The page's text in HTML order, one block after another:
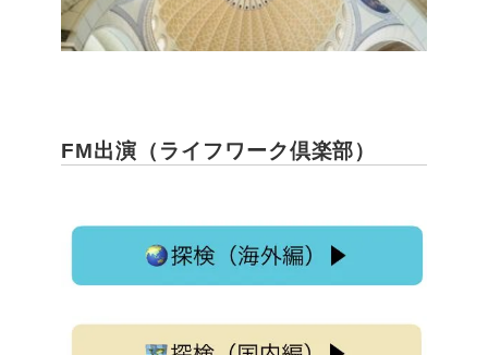
中国唯一のゾロアスター教寺院「祆
神楼」
535 3257 X
さらに読み込む
FM出演（ライフワーク倶楽部）